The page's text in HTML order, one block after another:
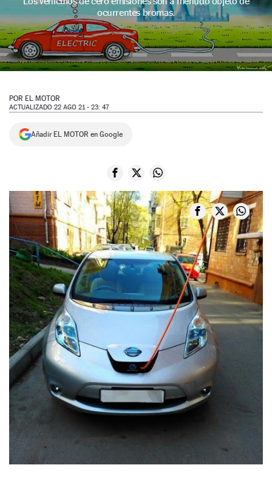
NEWSLETTER
SÍGUENOS
ocurrentes bromas.
POR EL MOTOR
ACTUALIZADO 22 AGO 21 - 23: 47
Añadir EL MOTOR en Google